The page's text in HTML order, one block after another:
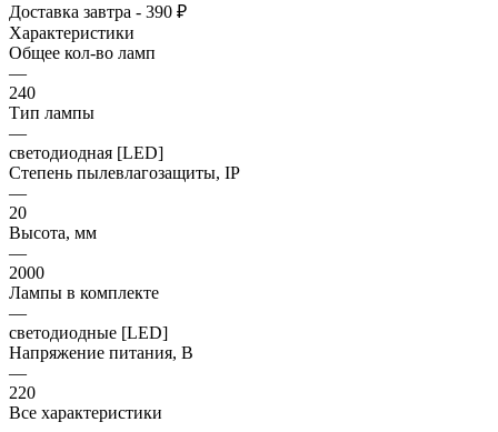
Доставка завтра - 390 ₽
Характеристики
Общее кол-во ламп
—
240
Тип лампы
—
светодиодная [LED]
Степень пылевлагозащиты, IP
—
20
Высота, мм
—
2000
Лампы в комплекте
—
светодиодные [LED]
Напряжение питания, В
—
220
Все характеристики